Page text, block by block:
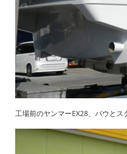
工場前のヤンマーEX28、バウと